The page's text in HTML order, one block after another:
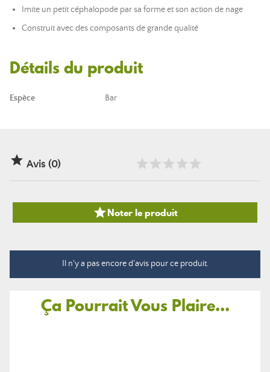
Imite un petit céphalopode par sa forme et son action de nage
Construit avec des composants de grande qualité
Détails du produit
Espèce Bar
 Avis (0)
Noter le produit
Il n'y a pas encore d'avis pour ce produit.
Ça Pourrait Vous Plaire...